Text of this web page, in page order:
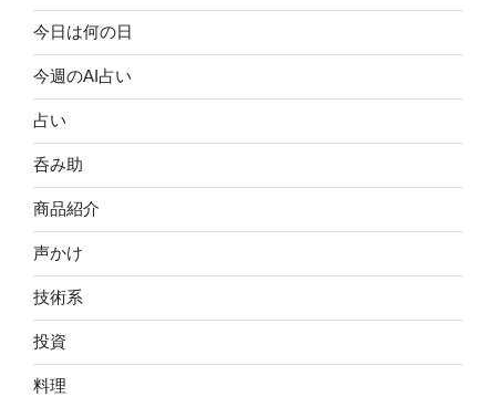
今日は何の日
今週のAI占い
占い
呑み助
商品紹介
声かけ
技術系
投資
料理